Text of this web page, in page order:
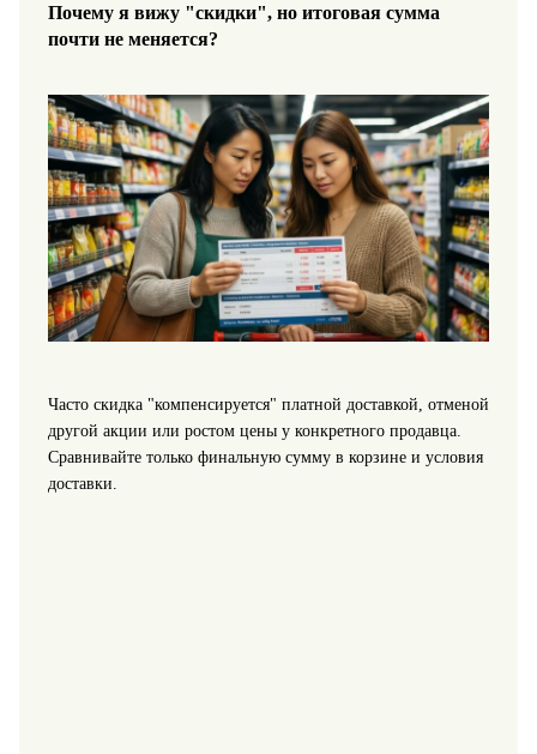
Почему я вижу "скидки", но итоговая сумма
почти не меняется?
Часто скидка "компенсируется" платной доставкой, отменой
другой акции или ростом цены у конкретного продавца.
Сравнивайте только финальную сумму в корзине и условия
доставки.